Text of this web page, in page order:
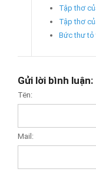
Tập thơ
Tập thơ
Bức thư tỏ
Gửi lời bình luận:
Tên:
Mail: